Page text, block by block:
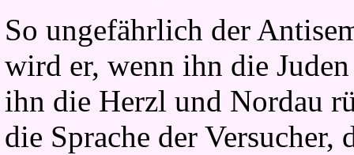
So ungefährlich der
wird er, wenn ihn die
ihn die Herzl und Nordau
die Sprache der Versucher,